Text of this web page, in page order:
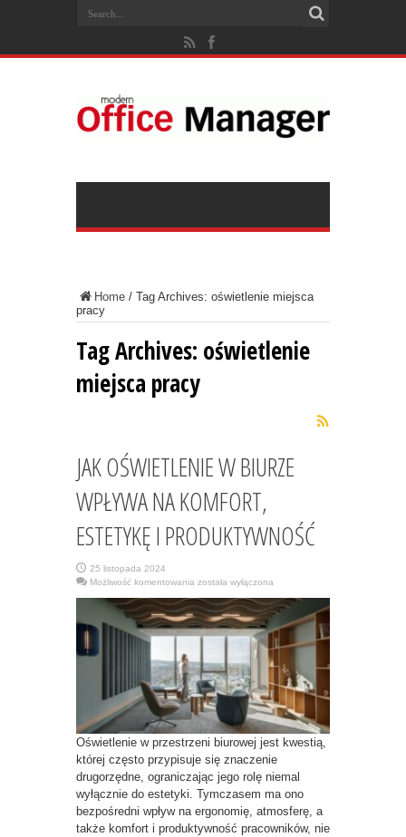
Home / Tag Archives: oświetlenie miejsca
pracy
Tag Archives: oświetlenie
miejsca pracy
JAK OŚWIETLENIE W BIURZE
WPŁYWA NA KOMFORT,
ESTETYKĘ I PRODUKTYWNOŚĆ
25 listopada 2024
Możliwość komentowania JAK
W
BIURZE
WPŁYWA
NA
KOMFORT,
I
PRODUKTYWNOŚĆ
została wyłączona
Oświetlenie w przestrzeni biurowej jest kwestią,
której często przypisuje się znaczenie
drugorzędne, ograniczając jego rolę niemal
wyłącznie do estetyki. Tymczasem ma ono
bezpośredni wpływ na ergonomię, atmosferę, a
także komfort i produktywność pracowników, nie